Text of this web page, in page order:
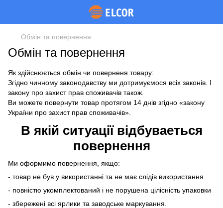
Обмін та повернення
Обмін та повернення
Як здійснюється обмін чи поверненя товару:
Згідно чинному законодавству ми дотримуємося всіх законів. І
закону про захист прав споживачів також.
Ви можете повернути товар протягом 14 днів згідно «закону
України про захист прав споживачів».
В якій ситуації відбуваеться
повернення
Ми оформимо повернення, якщо:
- товар не був у використанні та не має слідів використання
- повністю укомплектований і не порушена цілісність упаковки
- збережені всі ярлики та заводське маркування.